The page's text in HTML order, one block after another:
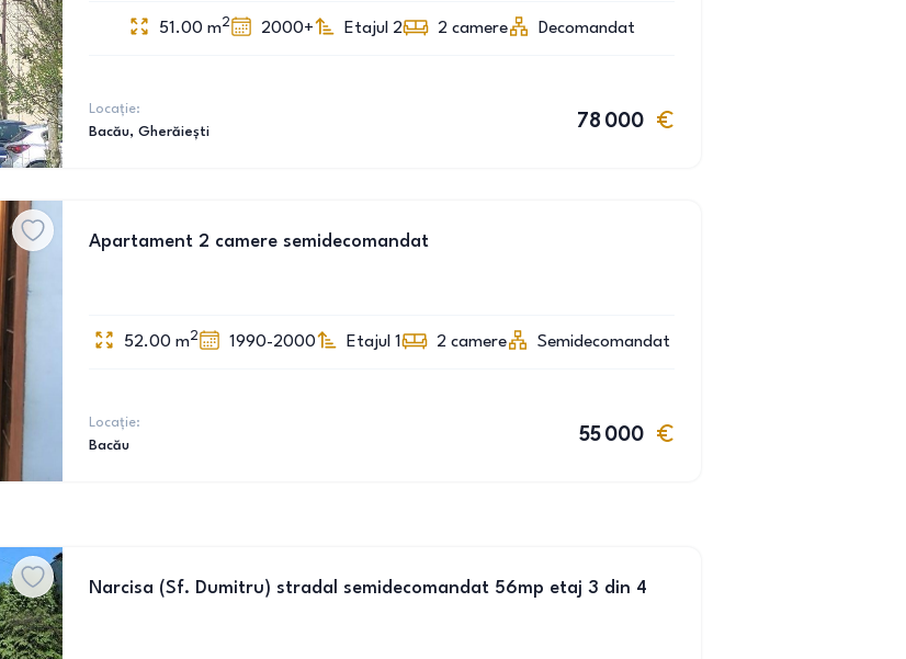
51.00 m2 2000+ Etajul 2 2 camere Decomandat
Locație:
Bacău, Gherăiești
78 000
Apartament 2 camere semidecomandat
52.00 m2 1990-2000 Etajul 1 2 camere Semidecomandat
Locație:
Bacău
55 000
Narcisa (Sf. Dumitru) stradal semidecomandat 56mp etaj 3 din 4